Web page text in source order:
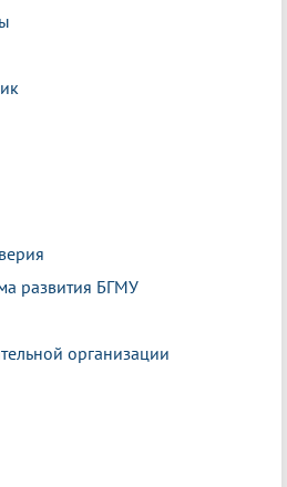
развития БГМУ
организации